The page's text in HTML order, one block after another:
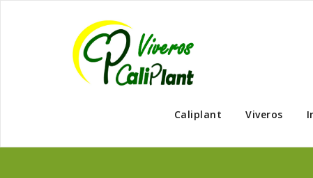
Caliplant Viveros